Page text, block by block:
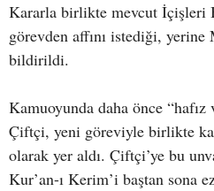
Kararla birlikte mevcut İçişleri
görevden affını istediği, yerine
bildirildi.
Kamuoyunda daha önce
Çiftçi, yeni göreviyle birlikte
olarak yer aldı. Çiftçi’ye bu
Kur’an-ı Kerim’i baştan sona